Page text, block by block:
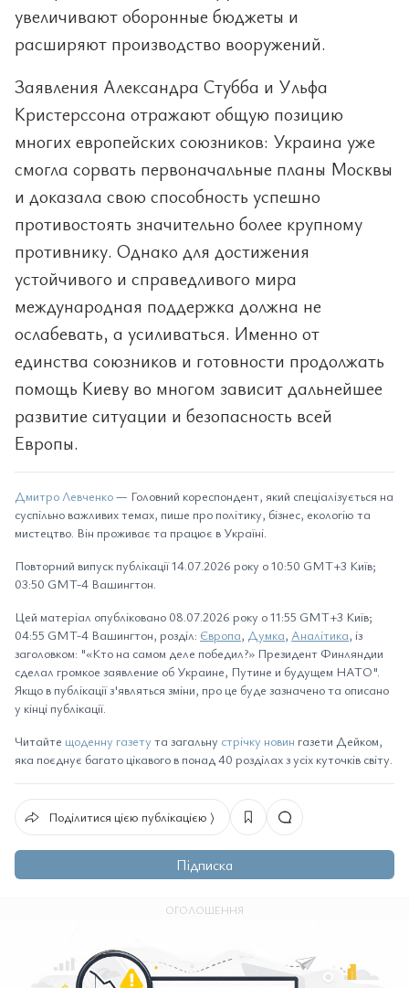
увеличивают оборонные бюджеты и
расширяют производство вооружений.
Заявления Александра Стубба и Ульфа
Кристерссона отражают общую позицию
многих европейских союзников: Украина уже
смогла сорвать первоначальные планы Москвы
и доказала свою способность успешно
противостоять значительно более крупному
противнику. Однако для достижения
устойчивого и справедливого мира
международная поддержка должна не
ослабевать, а усиливаться. Именно от
единства союзников и готовности продолжать
помощь Киеву во многом зависит дальнейшее
развитие ситуации и безопасность всей
Европы.
Дмитро Левченко— Головний кореспондент, який спеціалізується на
суспільно важливих темах, пише про політику, бізнес, екологію та
мистецтво. Він проживає та працює в Україні.
Повторний випуск публікації 14.07.2026 року о 10:50 GMT+3 Київ;
03:50 GMT-4 Вашингтон.
Цей матеріал опубліковано 08.07.2026 року о 11:55 GMT+3 Київ;
04:55 GMT-4 Вашингтон, розділ: Європа, Думка, Аналітика, із
заголовком: "«Кто на самом деле победил?» Президент Финляндии
сделал громкое заявление об Украине, Путине и будущем НАТО".
Якщо в публікації з'являться зміни, про це буде зазначено та описано
у кінці публікації.
Читайте щоденну газету та загальну стрічку новин газети Дейком,
яка поєднує багато цікавого в понад 40 розділах з усіх куточків світу.
Поділитися цією публікацією ⟩
Підписка
ОГОЛОШЕННЯ